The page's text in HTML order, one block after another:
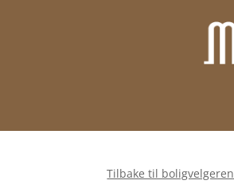
Tilbake til boligvelgeren